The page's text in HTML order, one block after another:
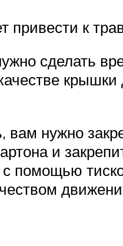
привести к
сделать
вам нужно
и
помощью